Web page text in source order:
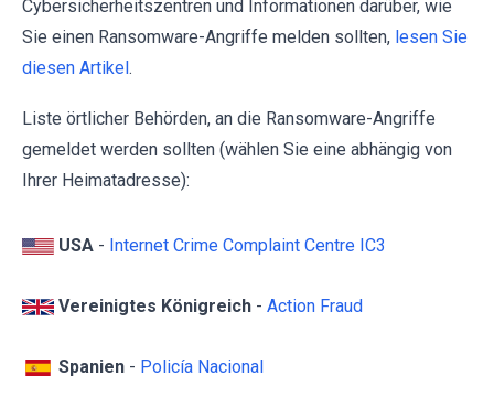
Cybersicherheitszentren und Informationen darüber, wie
Sie einen Ransomware-Angriffe melden sollten, lesen Sie
diesen Artikel.
Liste örtlicher Behörden, an die Ransomware-Angriffe
gemeldet werden sollten (wählen Sie eine abhängig von
Ihrer Heimatadresse):
USA - Internet Crime Complaint Centre IC3
Vereinigtes Königreich - Action Fraud
Spanien - Policía Nacional